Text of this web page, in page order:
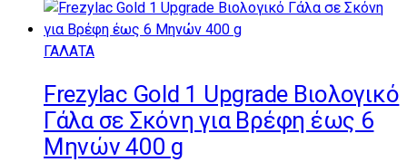
ΓΑΛΑΤΑ
Frezylac Gold 1 Upgrade Βιολογικό
Γάλα σε Σκόνη για Βρέφη έως 6
Μηνών 400 g